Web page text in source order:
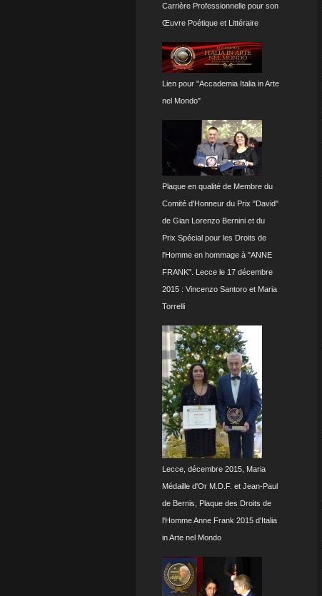
Carrière Professionnelle pour son
Œuvre Poétique et Littéraire
Lien pour "Accademia Italia in Arte
nel Mondo"
Plaque en qualité de Membre du
Comité d'Honneur du Prix "David"
de Gian Lorenzo Bernini et du
Prix Spécial pour les Droits de
l'Homme en hommage à "ANNE
FRANK". Lecce le 17 décembre
2015 : Vincenzo Santoro et Maria
Torrelli
Lecce, décembre 2015, Maria
Médaille d'Or M.D.F. et Jean-Paul
de Bernis, Plaque des Droits de
l'Homme Anne Frank 2015 d'Italia
in Arte nel Mondo